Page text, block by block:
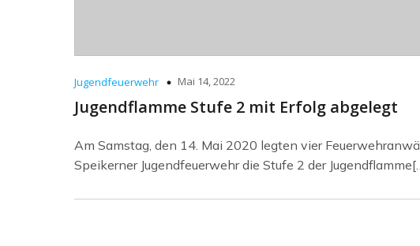
Jugendfeuerwehr Mai 14, 2022
Jugendflamme Stufe 2 mit Erfolg abgelegt
Am Samstag, den 14. Mai 2020 legten vier
Speikerner Jugendfeuerwehr die Stufe 2 der